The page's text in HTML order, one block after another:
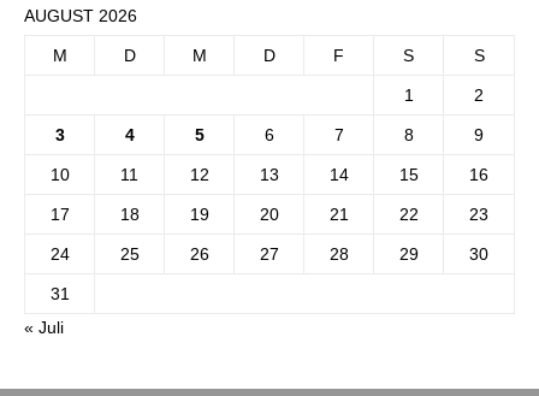
AUGUST 2026
M D M D F S S
1 2
3 4 5 6 7 8 9
10 11 12 13 14 15 16
17 18 19 20 21 22 23
24 25 26 27 28 29 30
31
« Juli